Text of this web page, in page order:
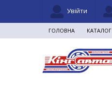
Увійти
ГОЛОВНА КАТАЛОГ